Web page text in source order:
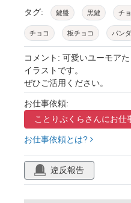
タグ: 鍵盤 黒鍵 チ
チョコ 板チョコ パンダ
ユーモア 音楽 ピアノ
ハート 星
コメント: 可愛いユーモア
イラストです。
ぜひご活用ください。
お仕事依頼:
ことりぷくらさんにお仕
お仕事依頼とは?
違反報告